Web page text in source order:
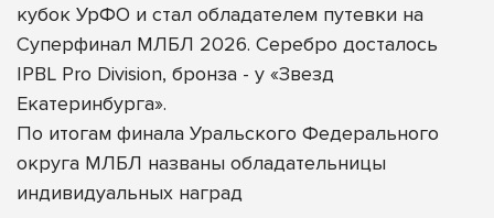
кубок УрФО и стал обладателем путевки на
Суперфинал МЛБЛ 2026. Серебро досталось
IPBL Pro Division, бронза - у «Звезд
Екатеринбурга».
По итогам финала Уральского Федерального
округа МЛБЛ названы обладательницы
индивидуальных наград